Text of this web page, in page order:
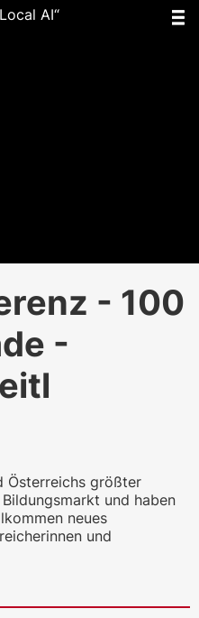
AI“
- 100
-
Österreichs größter
und haben
neues
und
LLM gemma-4-